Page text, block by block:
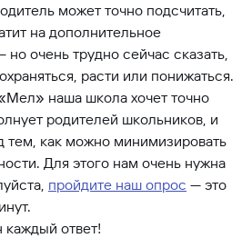
может точно подсчитать,
на дополнительное
очень трудно сейчас сказать,
расти или понижаться.
наша школа хочет точно
родителей школьников, и
тем, как можно минимизировать
Для этого нам очень нужна
пройдите наш опрос — это
ответ!